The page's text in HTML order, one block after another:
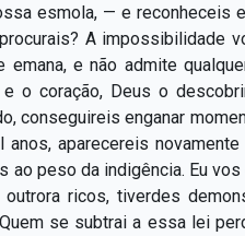
esmola, — e
A impossibilidade
e não admite
o coração, Deus o
conseguireis enganar
aparecereis
peso da indigência. Eu
ricos, tiverdes
se subtrai a essa lei